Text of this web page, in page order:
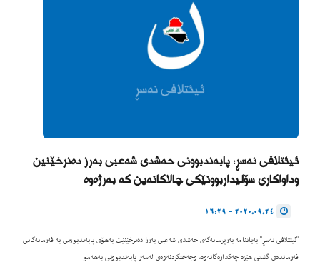
ئیئتلافی نەسڕ: پابەندبوونی حەشدی شەعبی بەرز دەنرخێنین
وداواکاری سۆلیداربوونێکی چالاکانەین کە بەرژەوە
"ئیئتلافی نەسڕ" بەیاننامە بەرپرسانەکەی حەشدی شەعبی بەرز دەنرخێنێت بەهۆی پابەندبوونی بە فەرمانەکانی
فەرماندەی گشتی هێزە چەکدارەکانەوە، وجەختکردنەوەی لەسەر پابەندبوونی بەهەمو